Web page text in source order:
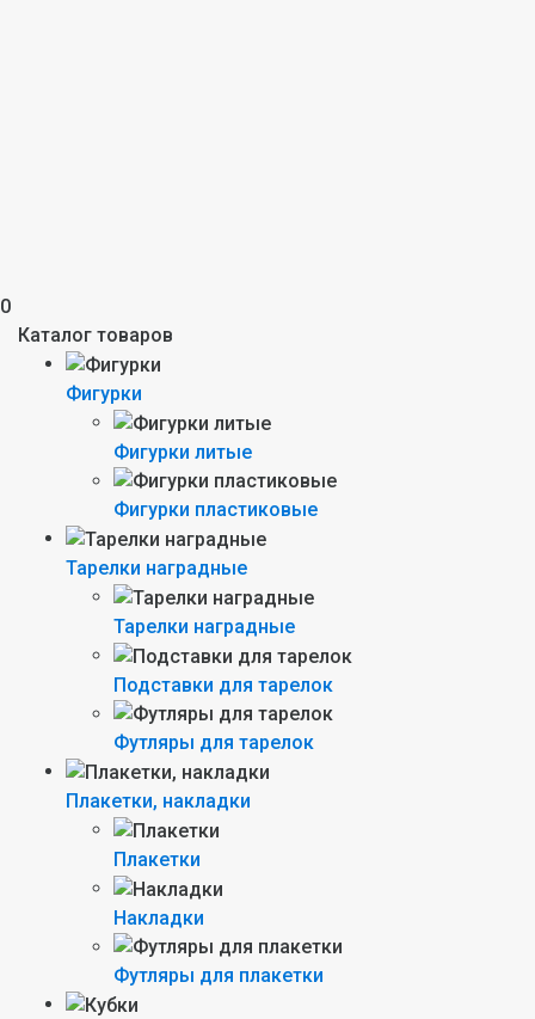
0
Каталог товаров
Фигурки
Фигурки литые
Фигурки пластиковые
Тарелки наградные
Тарелки наградные
Подставки для тарелок
Футляры для тарелок
Плакетки, накладки
Плакетки
Накладки
Футляры для плакетки